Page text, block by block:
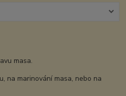
masa.
na marinování masa, nebo na